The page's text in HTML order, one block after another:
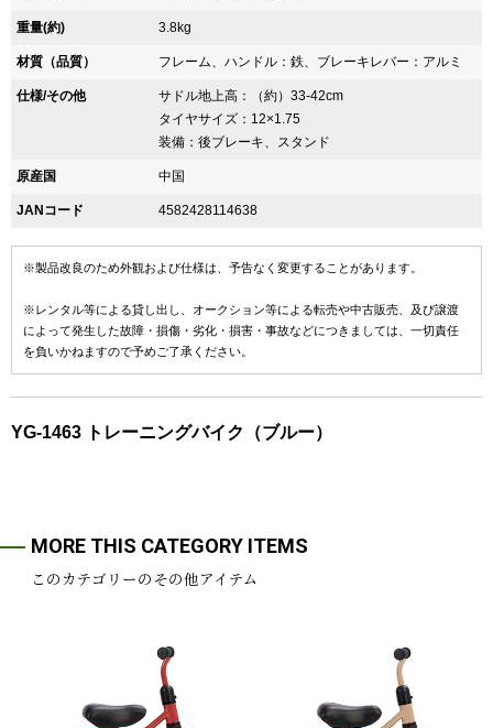
重量(約) 3.8kg
材質（品質） フレーム、ハンドル：鉄、ブレーキレバー：アルミ
仕様/その他
サドル地上高：（約）33-42cm
タイヤサイズ：12×1.75
装備：後ブレーキ、スタンド
原産国 中国
JANコード 4582428114638
※製品改良のため外観および仕様は、予告なく変更することがあります。
※レンタル等による貸し出し、オークション等による転売や中古販売、及び譲渡
によって発生した故障・損傷・劣化・損害・事故などにつきましては、一切責任
を負いかねますので予めご了承ください。
YG-1463 トレーニングバイク（ブルー）
MORE THIS CATEGORY ITEMS
このカテゴリーのその他アイテム